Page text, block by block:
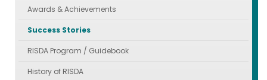
Awards & Achievements
Success Stories
RISDA Program / Guidebook
History of RISDA